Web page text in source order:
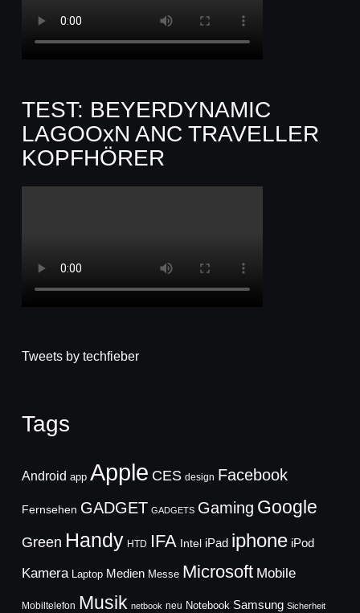
TEST: BEYERDYNAMIC
LAGOOxN ANC TRAVELLER
KOPFHÖRER
Tweets by techfieber
Tags
Android app Apple CES design Facebook
Fernsehen GADGET GADGETS Gaming Google
Green Handy HTD IFA Intel iPad iphone iPod
Kamera Laptop Medien Messe Microsoft Mobile
Mobiltelefon Musik netbook neu Notebook Samsung Sicherheit